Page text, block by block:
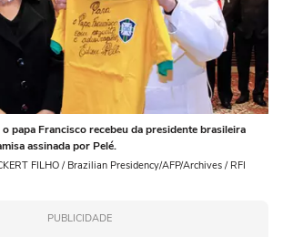
papa Francisco recebeu da presidente brasileira
assinada por Pelé.
FILHO / Brazilian Presidency/AFP/Archives / RFI
PUBLICIDADE